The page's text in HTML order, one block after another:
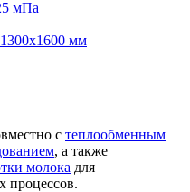
мПа
мм
с теплообменным
, а также
молока для
процессов.